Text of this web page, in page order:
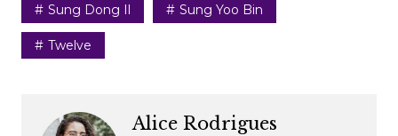
Sung Dong Il Sung Yoo Bin
Twelve
Alice Rodrigues